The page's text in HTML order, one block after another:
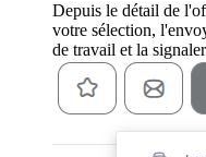
Depuis le détail de
votre sélection,
de travail et la